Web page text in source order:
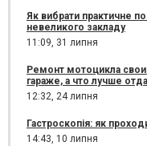
Як вибрати практичне
невеликого закладу
11:09, 31 липня
Ремонт мотоцикла
гараже, а что лучше
12:32, 24 липня
Гастроскопія: як
14:43, 10 липня